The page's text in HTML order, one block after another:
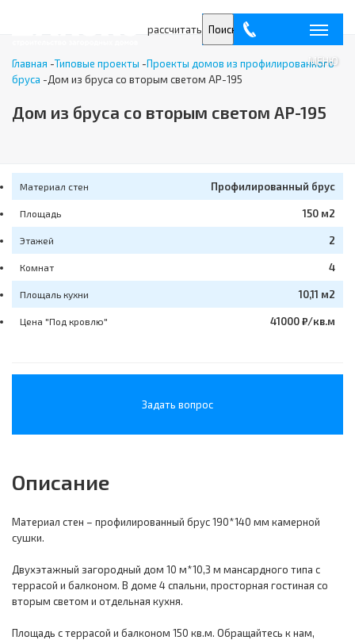
рассчитать
МЕНЮ
Поиск
Главная -Типовые проекты -Проекты домов из профилированного
бруса -Дом из бруса со вторым светом АР-195
Дом из бруса со вторым светом АР-195
Материал стен Профилированный брус
Площадь 150 м2
Этажей 2
Комнат 4
Площаль кухни 10,11 м2
Цена "Под кровлю" 41000 ₽/кв.м
Задать вопрос
Описание
Материал стен – профилированный брус 190*140 мм камерной
сушки.
Двухэтажный загородный дом 10 м*10,3 м мансардного типа с
террасой и балконом. В доме 4 спальни, просторная гостиная со
вторым светом и отдельная кухня.
Площадь с террасой и балконом 150 кв.м. Обращайтесь к нам,